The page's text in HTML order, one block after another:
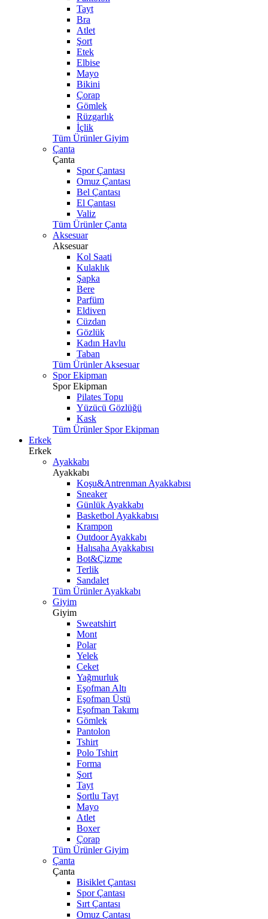
Tayt
Bra
Atlet
Şort
Etek
Elbise
Mayo
Bikini
Çorap
Gömlek
Rüzgarlık
İçlik
Tüm Ürünler Giyim
Çanta
Çanta
Spor Çantası
Omuz Çantası
Bel Çantası
El Çantası
Valiz
Tüm Ürünler Çanta
Aksesuar
Aksesuar
Kol Saati
Kulaklık
Şapka
Bere
Parfüm
Eldiven
Cüzdan
Gözlük
Kadın Havlu
Taban
Tüm Ürünler Aksesuar
Spor Ekipman
Spor Ekipman
Pilates Topu
Yüzücü Gözlüğü
Kask
Tüm Ürünler Spor Ekipman
Erkek
Erkek
Ayakkabı
Ayakkabı
Koşu&Antrenman Ayakkabısı
Sneaker
Günlük Ayakkabı
Basketbol Ayakkabısı
Krampon
Outdoor Ayakkabı
Halısaha Ayakkabısı
Bot&Çizme
Terlik
Sandalet
Tüm Ürünler Ayakkabı
Giyim
Giyim
Sweatshirt
Mont
Polar
Yelek
Ceket
Yağmurluk
Eşofman Altı
Eşofman Üstü
Eşofman Takımı
Gömlek
Pantolon
Tshirt
Polo Tshirt
Forma
Şort
Tayt
Şortlu Tayt
Mayo
Atlet
Boxer
Çorap
Tüm Ürünler Giyim
Çanta
Çanta
Bisiklet Çantası
Spor Çantası
Sırt Çantası
Omuz Çantası